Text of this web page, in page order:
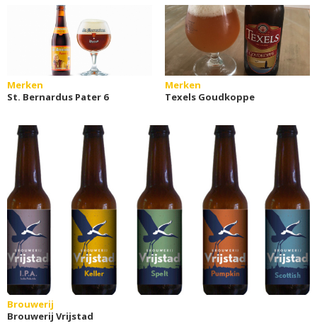
Merken
St. Bernardus Pater 6
Merken
Texels Goudkoppe
Brouwerij
Brouwerij Vrijstad